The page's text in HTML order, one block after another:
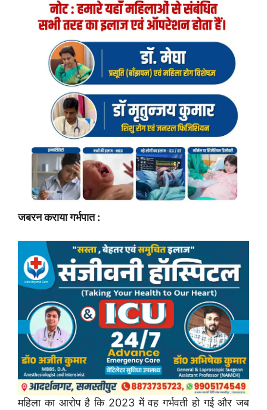
जबरन कराया गर्भपात :
महिला का आरोप है कि 2023 में वह गर्भवती हो गई और जब